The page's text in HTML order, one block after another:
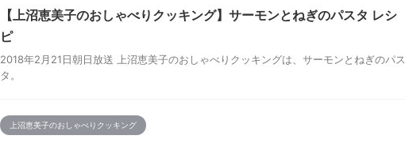
【上沼恵美子のおしゃべりクッキング】サーモンとねぎのパスタ レシ
ピ
2018年2月21日朝日放送 上沼恵美子のおしゃべりクッキングは、サーモンとねぎのパス
タ。
上沼恵美子のおしゃべりクッキング